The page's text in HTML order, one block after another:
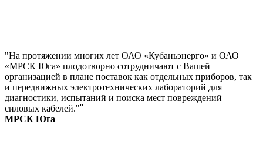
"На протяжении многих лет ОАО «Кубаньэнерго» и ОАО
«МРСК Юга» плодотворно сотрудничают с Вашей
организацией в плане поставок как отдельных приборов, так
и передвижных электротехнических лабораторий для
диагностики, испытаний и поиска мест повреждений
силовых кабелей.""
МРСК Юга